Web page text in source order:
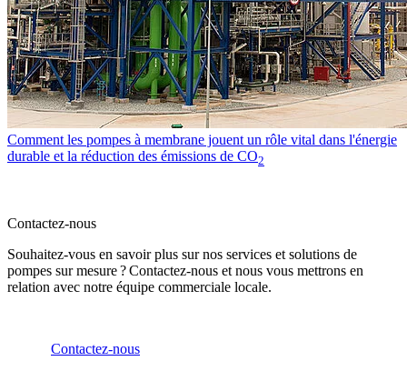
Comment les pompes à membrane jouent un rôle vital dans l'énergie
durable et la réduction des émissions de CO2
Contactez-nous
Souhaitez-vous en savoir plus sur nos services et solutions de
pompes sur mesure ? Contactez-nous et nous vous mettrons en
relation avec notre équipe commerciale locale.
Contactez-nous